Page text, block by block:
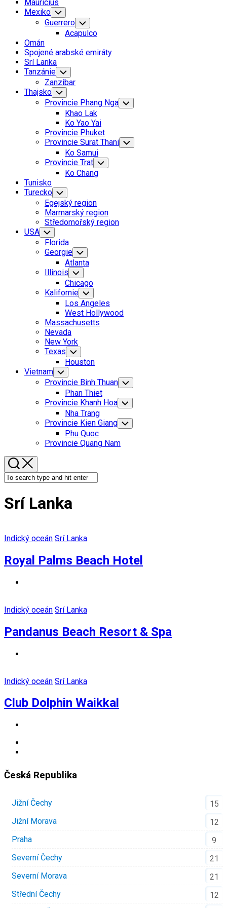
Mauricius
Mexiko Toggle
Child
Menu
Guerrero Toggle
Child
Menu
Acapulco
Omán
Spojené arabské emiráty
Current
Page:
Srí Lanka
Tanzánie Toggle
Child
Menu
Zanzibar
Thajsko Toggle
Child
Menu
Provincie Phang Nga Toggle
Child
Khao Lak
Ko Yao Yai
Provincie Phuket
Provincie Surat Thani Toggle
Child
Ko Samui
Provincie Trat Toggle
Child
Menu
Ko Chang
Tunisko
Turecko Toggle
Child
Menu
Egejský region
Marmarský region
Středomořský region
USA Toggle
Child
Menu
Florida
Georgie Toggle
Child
Menu
Atlanta
Illinois Toggle
Child
Menu
Chicago
Kalifornie Toggle
Child
Menu
Los Angeles
West Hollywood
Massachusetts
Nevada
New York
Texas Toggle
Child
Menu
Houston
Vietnam Toggle
Child
Menu
Provincie Binh Thuan Toggle
Child
Menu
Phan Thiet
Provincie Khanh Hoa Toggle
Child
Menu
Nha Trang
Provincie Kien Giang Toggle
Child
Phu Quoc
Provincie Quang Nam
Srí Lanka
Indický oceán Srí Lanka
Royal Palms Beach Hotel
Indický oceán Srí Lanka
Pandanus Beach Resort & Spa
Indický oceán Srí Lanka
Club Dolphin Waikkal
Česká Republika
Jižní Čechy
15
Jižní Morava
12
Praha
9
Severní Čechy
21
Severní Morava
21
Střední Čechy
12